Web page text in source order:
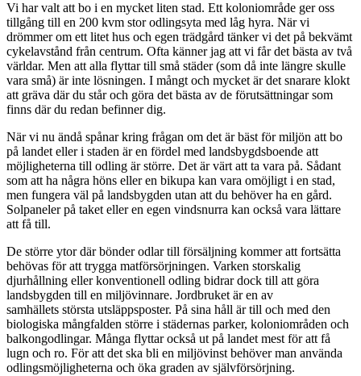
Vi har valt att bo i en mycket liten stad. Ett koloniområde ger oss
tillgång till en 200 kvm stor odlingsyta med låg hyra. När vi
drömmer om ett litet hus och egen trädgård tänker vi det på bekvämt
cykelavstånd från centrum. Ofta känner jag att vi får det bästa av två
världar. Men att alla flyttar till små städer (som då inte längre skulle
vara små) är inte lösningen. I mångt och mycket är det snarare klokt
att gräva där du står och göra det bästa av de förutsättningar som
finns där du redan befinner dig.
När vi nu ändå spånar kring frågan om det är bäst för miljön att bo
på landet eller i staden är en fördel med landsbygdsboende att
möjligheterna till odling är större. Det är värt att ta vara på. Sådant
som att ha några höns eller en bikupa kan vara omöjligt i en stad,
men fungera väl på landsbygden utan att du behöver ha en gård.
Solpaneler på taket eller en egen vindsnurra kan också vara lättare
att få till.
De större ytor där bönder odlar till försäljning kommer att fortsätta
behövas för att trygga matförsörjningen. Varken storskalig
djurhållning eller konventionell odling bidrar dock till att göra
landsbygden till en miljövinnare. Jordbruket är en av
samhällets största utsläppsposter. På sina håll är till och med den
biologiska mångfalden större i städernas parker, koloniområden och
balkongodlingar. Många flyttar också ut på landet mest för att få
lugn och ro. För att det ska bli en miljövinst behöver man använda
odlingsmöjligheterna och öka graden av självförsörjning.